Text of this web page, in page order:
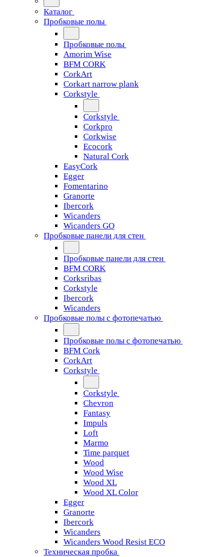
Каталог
Пробковые полы
Пробковые полы
Amorim Wise
BFM CORK
CorkArt
Corkart narrow plank
Corkstyle
Corkstyle
Corkpro
Corkwise
Ecocork
Natural Cork
EasyCork
Egger
Fomentarino
Granorte
Ibercork
Wicanders
Wicanders GO
Пробковые панели для стен
Пробковые панели для стен
BFM CORK
Corksribas
Corkstyle
Ibercork
Wicanders
Пробковые полы с фотопечатью
Пробковые полы с фотопечатью
BFM Cork
CorkArt
Corkstyle
Corkstyle
Chevron
Fantasy
Impuls
Loft
Marmo
Time parquet
Wood
Wood Wise
Wood XL
Wood XL Color
Egger
Granorte
Ibercork
Wicanders
Wicanders Wood Resist ECO
Техническая пробка